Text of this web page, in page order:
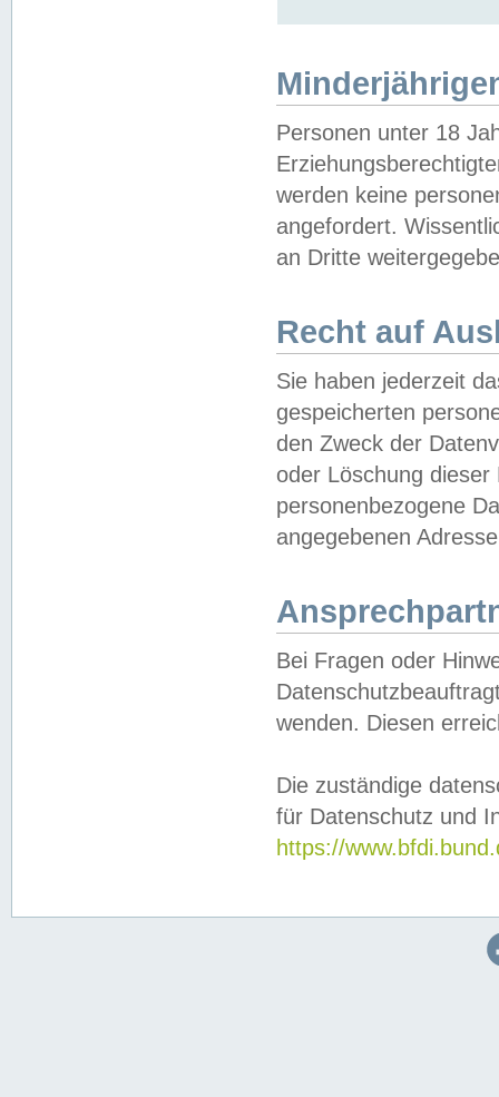
Personen unter 18
werden keine
angefordert.
an Dritte
Recht auf
Sie haben jederzeit
gespeicherten
den Zweck der
oder Löschung
personenbezogene
angegebenen
Bei Fragen oder
wenden. Diesen
Die zuständige
für Datenschutz und
https://